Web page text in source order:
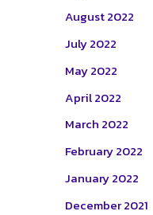
August 2022
July 2022
May 2022
April 2022
March 2022
February 2022
January 2022
December 2021